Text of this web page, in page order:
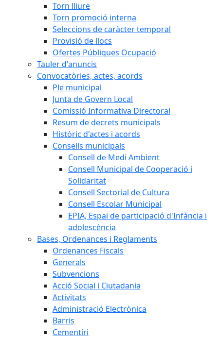
Torn lliure
Torn promoció interna
Seleccions de caràcter temporal
Provisió de llocs
Ofertes Públiques Ocupació
Tauler d'anuncis
Convocatòries, actes, acords
Ple municipal
Junta de Govern Local
Comissió Informativa Directoral
Resum de decrets municipals
Històric d'actes i acords
Consells municipals
Consell de Medi Ambient
Consell Municipal de Cooperació i
Solidaritat
Consell Sectorial de Cultura
Consell Escolar Municipal
EPIA, Espai de participació d'Infància i
adolescència
Bases, Ordenances i Reglaments
Ordenances Fiscals
Generals
Subvencions
Acció Social i Ciutadania
Activitats
Administració Electrònica
Barris
Cementiri